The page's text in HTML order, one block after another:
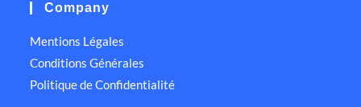
Company
Mentions Légales
Conditions Générales
Politique de Confidentialité